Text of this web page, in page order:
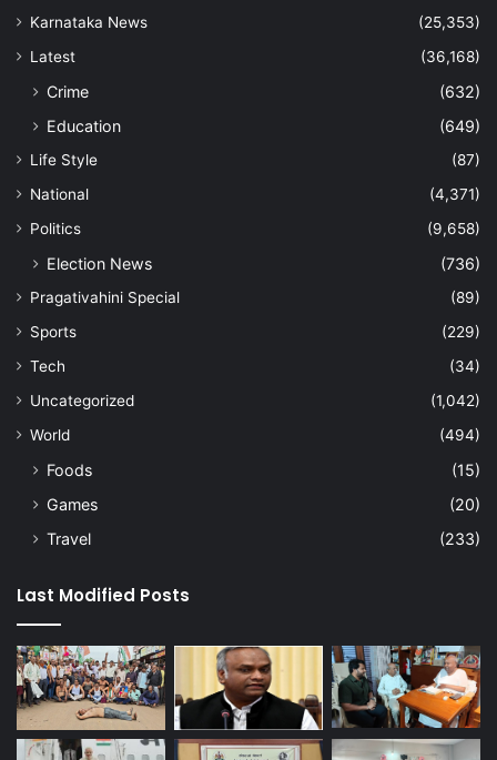
Karnataka News
(25,353)
Latest
(36,168)
Crime
(632)
Education
(649)
Life Style
(87)
National
(4,371)
Politics
(9,658)
Election News (736)
Pragativahini Special
(89)
Sports
(229)
Tech
(34)
Uncategorized
(1,042)
World
(494)
Foods
(15)
Games
(20)
Travel
(233)
Last Modified Posts